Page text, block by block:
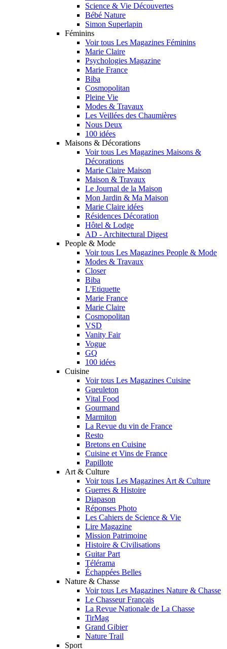
Science & Vie Découvertes
Bébé Nature
Simon Superlapin
Féminins
Voir tous Les Magazines Féminins
Marie Claire
Psychologies Magazine
Marie France
Biba
Cosmopolitan
Pleine Vie
Modes & Travaux
Les Veillées des Chaumières
Nous Deux
100 idées
Maisons & Décorations
Voir tous Les Magazines Maisons &
Décorations
Marie Claire Maison
Maison & Travaux
Le Journal de la Maison
Mon Jardin & Ma Maison
Marie Claire idées
Résidences Décoration
Hôtel & Lodge
AD - Architectural Digest
People & Mode
Voir tous Les Magazines People & Mode
Modes & Travaux
Closer
Biba
L'Etiquette
Marie France
Marie Claire
Cosmopolitan
VSD
Vanity Fair
Vogue
GQ
100 idées
Cuisine
Voir tous Les Magazines Cuisine
Gueuleton
Vital Food
Gourmand
Marmiton
La Revue du vin de France
Resto
Bretons en Cuisine
Cuisine et Vins de France
Papillote
Art & Culture
Voir tous Les Magazines Art & Culture
Guerres & Histoire
Diapason
Réponses Photo
Les Cahiers de Science & Vie
Lire Magazine
Mission Patrimoine
Histoire & Civilisations
Guitar Part
Télérama
Échappées Belles
Nature & Chasse
Voir tous Les Magazines Nature & Chasse
Le Chasseur Français
La Revue Nationale de La Chasse
TirMag
Grand Gibier
Nature Trail
Sport